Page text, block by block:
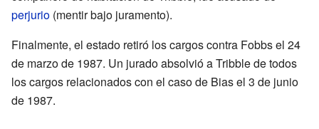
perjurio (mentir bajo juramento).
Finalmente, el estado retiró los cargos contra Fobbs el 24
de marzo de 1987. Un jurado absolvió a Tribble de todos
los cargos relacionados con el caso de Bias el 3 de junio
de 1987.